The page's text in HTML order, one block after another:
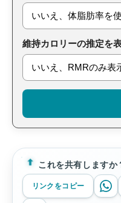
維持カロリーの推定を
これを共有しますか
リンクをコピー